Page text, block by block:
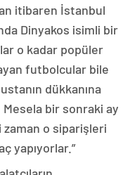
itibaren İstanbul
Dinyakos isimli bir
o kadar popüler
futbolcular bile
dükkanına
bir sonraki ay
o siparişleri
yapıyorlar.”